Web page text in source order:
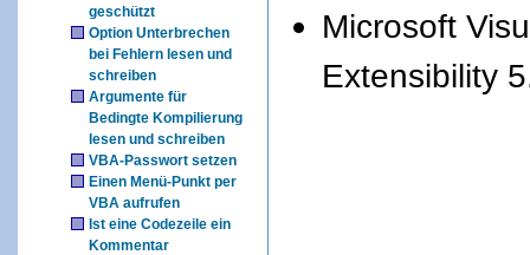
geschützt
Option Unterbrechen
bei Fehlern lesen und
schreiben
Argumente für
Bedingte Kompilierung
lesen und schreiben
VBA-Passwort setzen
Einen Menü-Punkt per
VBA aufrufen
Ist eine Codezeile ein
Kommentar
Microsoft
Extensibility